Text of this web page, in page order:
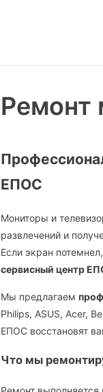
Ремонт
ЕПОС
Мониторы и
развлечений и
Если экран
сервисный центр
Мы предлагаем
Philips, ASUS, Acer,
ЕПОС восстановят
Что мы